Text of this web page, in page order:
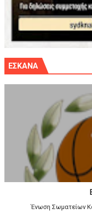
ΕΣΚΑΝΑ
Ένωση Σωματείων